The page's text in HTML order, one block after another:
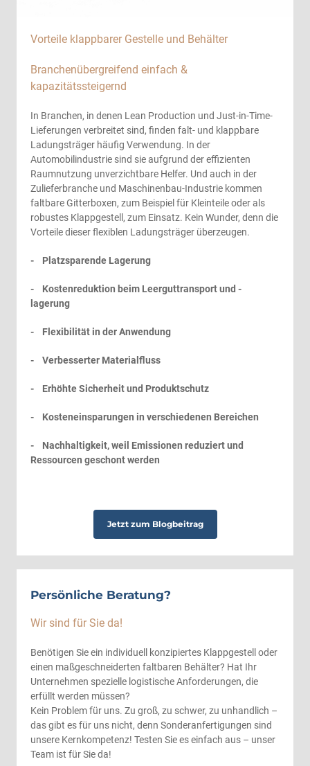
Vorteile klappbarer Gestelle und Behälter
Branchenübergreifend einfach &
kapazitätssteigernd
In Branchen, in denen Lean Production und Just-in-Time-
Lieferungen verbreitet sind, finden falt- und klappbare
Ladungsträger häufig Verwendung. In der
Automobilindustrie sind sie aufgrund der effizienten
Raumnutzung unverzichtbare Helfer. Und auch in der
Zulieferbranche und Maschinenbau-Industrie kommen
faltbare Gitterboxen, zum Beispiel für Kleinteile oder als
robustes Klappgestell, zum Einsatz. Kein Wunder, denn die
Vorteile dieser flexiblen Ladungsträger überzeugen.
- Platzsparende Lagerung
- Kostenreduktion beim Leerguttransport und -
lagerung
- Flexibilität in der Anwendung
- Verbesserter Materialfluss
- Erhöhte Sicherheit und Produktschutz
- Kosteneinsparungen in verschiedenen Bereichen
- Nachhaltigkeit, weil Emissionen reduziert und
Ressourcen geschont werden
Jetzt zum Blogbeitrag
Persönliche Beratung?
Wir sind für Sie da!
Benötigen Sie ein individuell konzipiertes Klappgestell oder
einen maßgeschneiderten faltbaren Behälter? Hat Ihr
Unternehmen spezielle logistische Anforderungen, die
erfüllt werden müssen?
Kein Problem für uns. Zu groß, zu schwer, zu unhandlich –
das gibt es für uns nicht, denn Sonderanfertigungen sind
unsere Kernkompetenz! Testen Sie es einfach aus – unser
Team ist für Sie da!